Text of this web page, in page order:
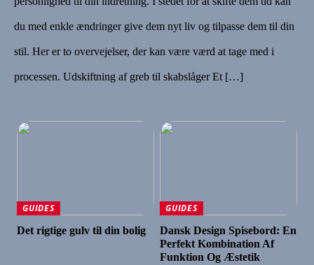
du med enkle ændringer give dem nyt liv og tilpasse dem til din
stil. Her er to overvejelser, der kan være værd at tage med i
processen. Udskiftning af greb til skabslåger Et […]
GUIDES
Det rigtige gulv til din bolig
GUIDES
Dansk Design Spisebord: En
Perfekt Kombination Af
Funktion Og Æstetik